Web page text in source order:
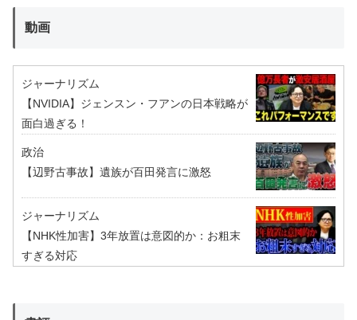
動画
ジャーナリズム
【NVIDIA】ジェンスン・フアンの日本戦略が
面白過ぎる！
政治
【辺野古事故】遺族が百田発言に激怒
ジャーナリズム
【NHK性加害】3年放置は意図的か：お粗末
すぎる対応